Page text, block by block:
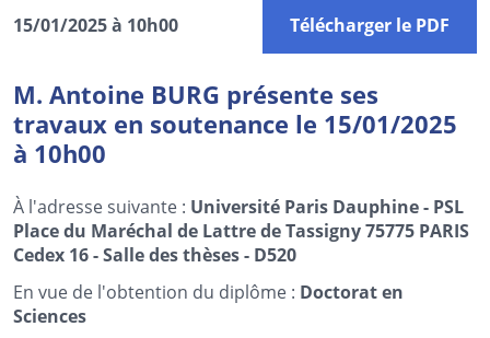
15/01/2025 à 10h00 Télécharger le PDF
M. Antoine BURG présente ses
travaux en soutenance le 15/01/2025
à 10h00
À l'adresse suivante : Université Paris Dauphine - PSL
Place du Maréchal de Lattre de Tassigny 75775 PARIS
Cedex 16 - Salle des thèses - D520
En vue de l'obtention du diplôme : Doctorat en
Sciences